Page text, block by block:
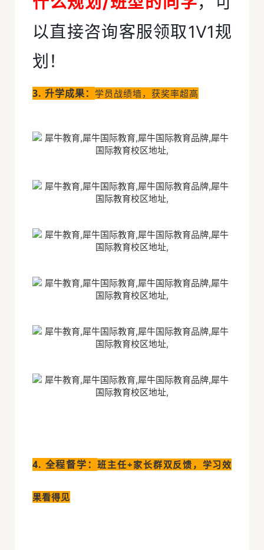
以直接咨询客服领取1V1规
划！
3. 升学成果： 学员战绩墙，获奖率超高
4. 全程督学：班主任+家长群双反馈，学习效
果看得见